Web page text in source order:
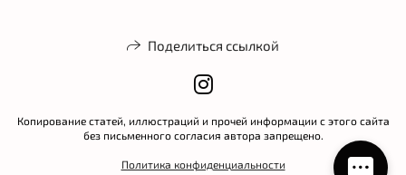
Поделиться ссылкой
Копирование статей, иллюстраций и прочей информации с этого сайта
без письменного согласия автора запрещено.
Политика конфиденциальности